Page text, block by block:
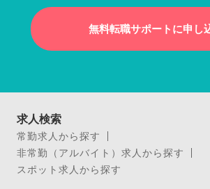
無料転職サポートに申し
求人検索
常勤求人から探す
非常勤（アルバイト）求人から探す
スポット求人から探す